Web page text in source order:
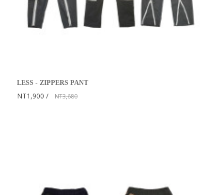
LESS - ZIPPERS PANT
NT1,900 NT3,680